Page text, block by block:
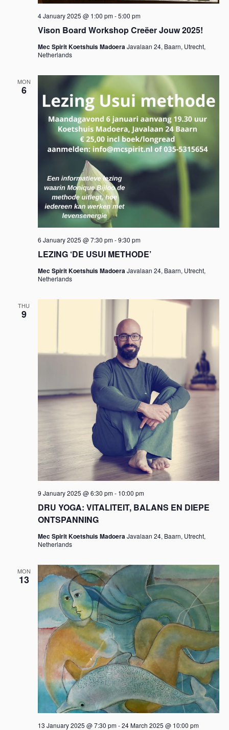
Vison Board Workshop Creëer Jouw 2025!
4 January 2025 @ 1:00 pm-5:00 pm
Mec Spirit Koetshuis MadoeraJavalaan 24, Baarn, Utrecht,
Netherlands
MON
6
LEZING ‘DE USUI METHODE’
6 January 2025 @ 7:30 pm-9:30 pm
Mec Spirit Koetshuis MadoeraJavalaan 24, Baarn, Utrecht,
Netherlands
THU
9
DRU YOGA: VITALITEIT, BALANS EN DIEPE
ONTSPANNING
9 January 2025 @ 6:30 pm- 10:00 pm
Mec Spirit Koetshuis MadoeraJavalaan 24, Baarn, Utrecht,
Netherlands
MON
13
13 January 2025 @ 7:30 pm-24 March 2025 @ 10:00 pm